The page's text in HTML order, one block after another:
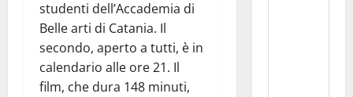
studenti dell’Accademia di
Belle arti di Catania. Il
secondo, aperto a tutti, è in
calendario alle ore 21. Il
film, che dura 148 minuti,